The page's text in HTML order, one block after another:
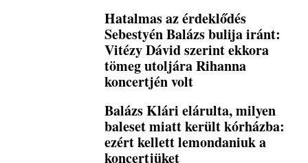
Hatalmas az érdeklődés
Sebestyén Balázs bulija iránt:
Vitézy Dávid szerint ekkora
tömeg utoljára Rihanna
koncertjén volt
Balázs Klári elárulta, milyen
baleset miatt került kórházba:
ezért kellett lemondaniuk a
koncertjüket